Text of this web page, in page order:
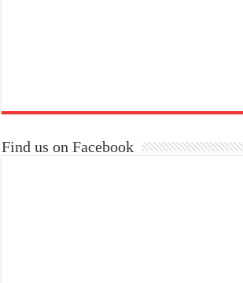
Find us on Facebook